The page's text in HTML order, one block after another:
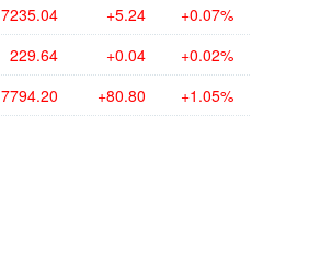
7235.04 +5.24 +0.07%
229.64 +0.04 +0.02%
7794.20 +80.80 +1.05%